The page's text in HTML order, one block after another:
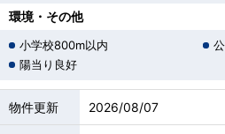
環境・その他
小学校800m以内
陽当り良好
物件更新 2026/08/07